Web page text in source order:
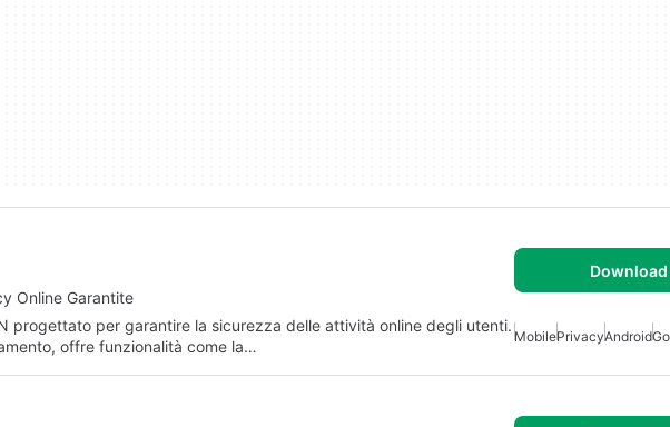
Online Garantite
progettato per garantire la sicurezza delle attività online degli utenti.
offre funzionalità come la…
MobilePrivacyAndroid